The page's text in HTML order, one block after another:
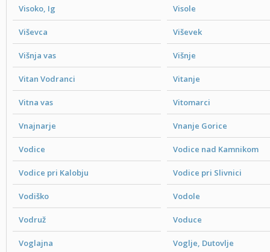
Visoko, Ig Visole
Viševca Viševek
Višnja vas Višnje
Vitan Vodranci Vitanje
Vitna vas Vitomarci
Vnajnarje Vnanje Gorice
Vodice Vodice nad Kamnikom
Vodice pri Kalobju Vodice pri Slivnici
Vodiško Vodole
Vodruž Voduce
Voglajna Voglje, Dutovlje